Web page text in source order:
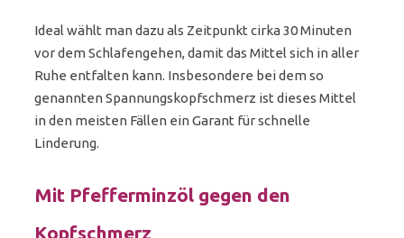
Ideal wählt man dazu als Zeitpunkt cirka 30 Minuten
vor dem Schlafengehen, damit das Mittel sich in aller
Ruhe entfalten kann. Insbesondere bei dem so
genannten Spannungskopfschmerz ist dieses Mittel
in den meisten Fällen ein Garant für schnelle
Linderung.
Mit Pfefferminzöl gegen den
Kopfschmerz